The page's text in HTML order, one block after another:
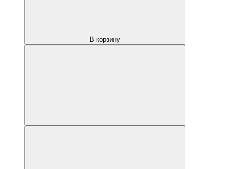
В корзину